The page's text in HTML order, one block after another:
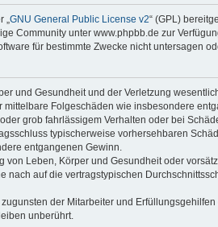
GNU General Public License v2“ (GPL)
Community unter www.phpbb.de zur
für bestimmte Zwecke nicht untersagen
und Gesundheit und der Verletzung
Folgeschäden wie insbesondere
grob fahrlässigem Verhalten oder bei
typischerweise vorhersehbaren
entgangenen Gewinn.
Leben, Körper und Gesundheit oder
auf die vertragstypischen
der Mitarbeiter und
unberührt.